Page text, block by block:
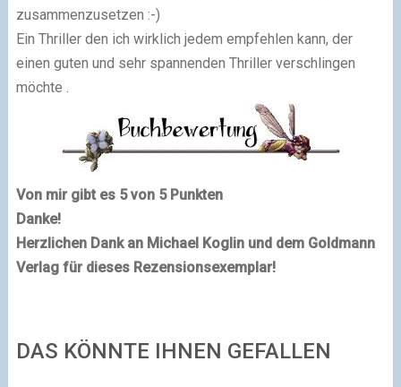
zusammenzusetzen :-)
Ein Thriller den ich wirklich jedem empfehlen kann, der
einen guten und sehr spannenden Thriller verschlingen
möchte .
Von mir gibt es 5 von 5 Punkten
Danke!
Herzlichen Dank an Michael Koglin und dem Goldmann
Verlag für dieses Rezensionsexemplar!
DAS KÖNNTE IHNEN GEFALLEN